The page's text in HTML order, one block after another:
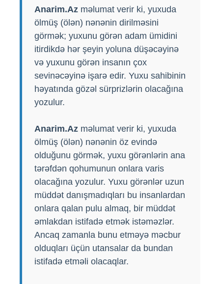
Anarim.Az məlumat verir ki, yuxuda
ölmüş (ölən) nənənin dirilməsini
görmək; yuxunu görən adam ümidini
itirdikdə hər şeyin yoluna düşəcəyinə
və yuxunu görən insanın çox
sevinəcəyinə işarə edir. Yuxu sahibinin
həyatında gözəl sürprizlərin olacağına
yozulur.
Anarim.Az məlumat verir ki, yuxuda
ölmüş (ölən) nənənin öz evində
olduğunu görmək, yuxu görənlərin ana
tərəfdən qohumunun onlara varis
olacağına yozulur. Yuxu görənlər uzun
müddət danışmadıqları bu insanlardan
onlara qalan pulu almaq, bir müddət
əmlakdan istifadə etmək istəməzlər.
Ancaq zamanla bunu etməyə məcbur
olduqları üçün utansalar da bundan
istifadə etməli olacaqlar.